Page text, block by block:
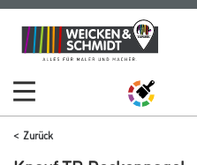
Zum
Inhalt
Zum
Navigationsmenü
Zurück